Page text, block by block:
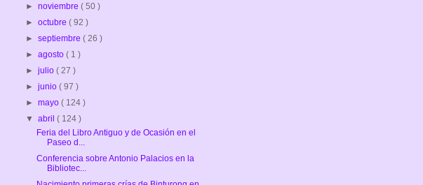
►noviembre( 50 )
►octubre( 92 )
►septiembre( 26 )
►agosto( 1 )
►julio( 27 )
►junio( 97 )
►mayo( 124 )
▼abril( 124 )
Feria del Libro Antiguo y de Ocasión en el
Paseo d...
Conferencia sobre Antonio Palacios en la
Bibliotec...